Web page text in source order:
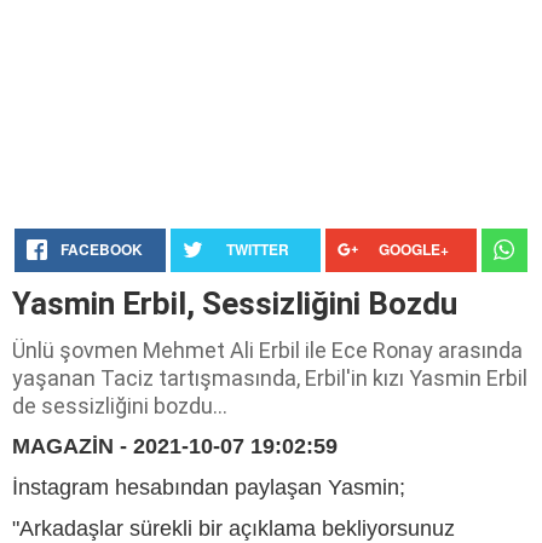
FACEBOOK TWITTER GOOGLE+
Yasmin Erbil, Sessizliğini Bozdu
Ünlü şovmen Mehmet Ali Erbil ile Ece Ronay arasında
yaşanan Taciz tartışmasında, Erbil'in kızı Yasmin Erbil
de sessizliğini bozdu...
MAGAZİN - 2021-10-07 19:02:59
İnstagram hesabından paylaşan Yasmin;
"Arkadaşlar sürekli bir açıklama bekliyorsunuz